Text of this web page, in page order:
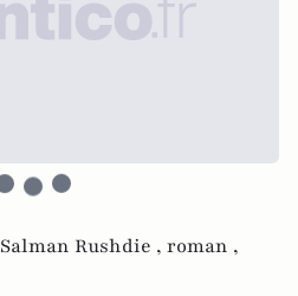
Salman Rushdie , roman ,